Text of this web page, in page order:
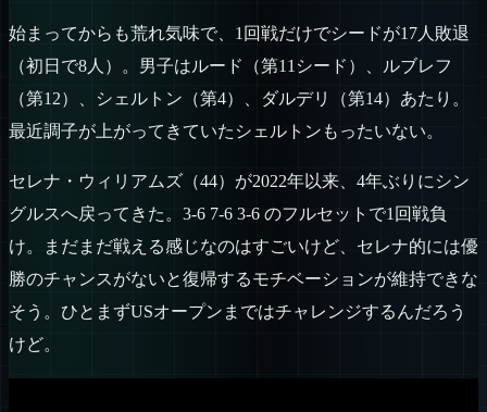
始まってからも荒れ気味で、1回戦だけでシードが17人敗退
（初日で8人）。男子はルード（第11シード）、ルブレフ
（第12）、シェルトン（第4）、ダルデリ（第14）あたり。
最近調子が上がってきていたシェルトンもったいない。
セレナ・ウィリアムズ（44）が2022年以来、4年ぶりにシン
グルスへ戻ってきた。3-6 7-6 3-6 のフルセットで1回戦負
け。まだまだ戦える感じなのはすごいけど、セレナ的には優
勝のチャンスがないと復帰するモチベーションが維持できな
そう。ひとまずUSオープンまではチャレンジするんだろう
けど。